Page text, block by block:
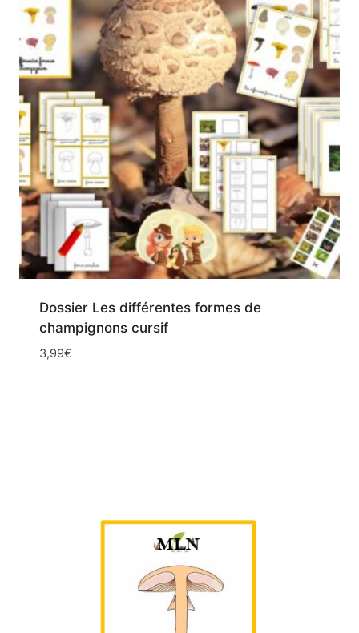
Dossier Les différentes formes de
champignons cursif
3,99€